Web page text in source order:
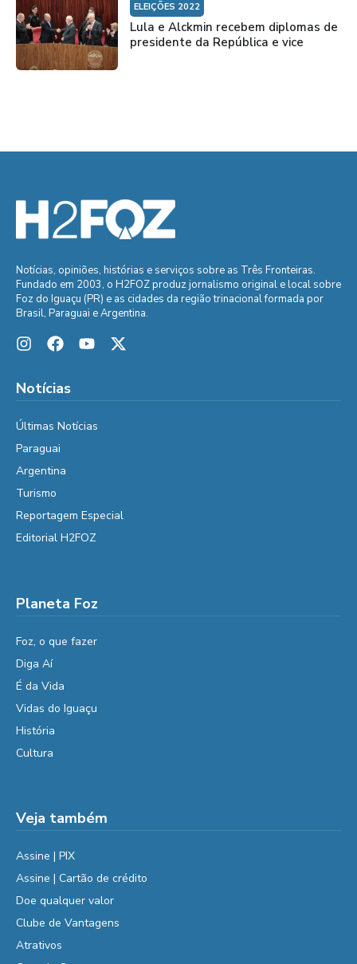
ELEIÇÕES 2022
Lula e Alckmin recebem diplomas de
presidente da República e vice
Notícias, opiniões, histórias e serviços sobre as Três Fronteiras.
Fundado em 2003, o H2FOZ produz jornalismo original e local sobre
Foz do Iguaçu (PR) e as cidades da região trinacional formada por
Brasil, Paraguai e Argentina.
Notícias
Últimas Notícias
Paraguai
Argentina
Turismo
Reportagem Especial
Editorial H2FOZ
Planeta Foz
Foz, o que fazer
Diga Aí
É da Vida
Vidas do Iguaçu
História
Cultura
Veja também
Assine | PIX
Assine | Cartão de crédito
Doe qualquer valor
Clube de Vantagens
Atrativos